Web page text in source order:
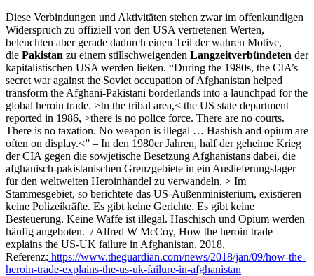
Diese Verbindungen und Aktivitäten stehen zwar im offenkundigen
Widerspruch zu offiziell von den USA vertretenen Werten,
beleuchten aber gerade dadurch einen Teil der wahren Motive,
die Pakistan zu einem stillschweigenden Langzeitverbündeten der
kapitalistischen USA werden ließen. “During the 1980s, the CIA’s
secret war against the Soviet occupation of Afghanistan helped
transform the Afghani-Pakistani borderlands into a launchpad for the
global heroin trade. >In the tribal area,< the US state department
reported in 1986, >there is no police force. There are no courts.
There is no taxation. No weapon is illegal … Hashish and opium are
often on display.<” – In den 1980er Jahren, half der geheime Krieg
der CIA gegen die sowjetische Besetzung Afghanistans dabei, die
afghanisch-pakistanischen Grenzgebiete in ein Auslieferungslager
für den weltweiten Heroinhandel zu verwandeln. > Im
Stammesgebiet, so berichtete das US-Außenministerium, existieren
keine Polizeikräfte. Es gibt keine Gerichte. Es gibt keine
Besteuerung. Keine Waffe ist illegal. Haschisch und Opium werden
häufig angeboten. / Alfred W McCoy, How the heroin trade
explains the US-UK failure in Afghanistan, 2018,
Referenz: https://www.theguardian.com/news/2018/jan/09/how-the-
heroin-trade-explains-the-us-uk-failure-in-afghanistan